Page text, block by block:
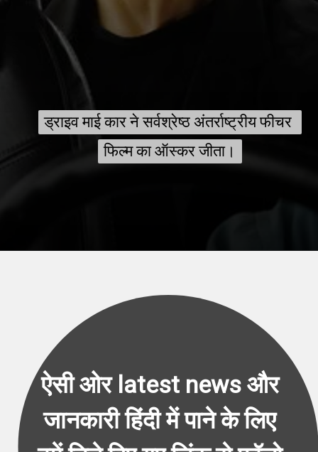
ड्राइव माई कार ने सर्वश्रेष्ठ अंतर्राष्ट्रीय फीचर
फिल्म का ऑस्कर जीता।
ड्राइव माई कार ने सर्वश्रेष्ठ अंतर्राष्ट्रीय फीचर
फिल्म का ऑस्कर जीता।
ऐसी ओर latest news और
जानकारी हिंदी में पाने के लिए